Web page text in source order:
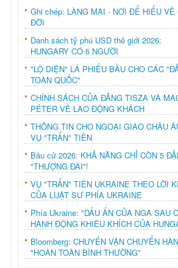
Ghi chép: LÀNG MAI - NƠI ĐỂ HIỂU VỀ
ĐỜI
Danh sách tỷ phú USD thế giới 2026:
HUNGARY CÓ 6 NGƯỜI
"LỘ DIỆN" LÁ PHIẾU BẦU CHO CÁC
TOÀN QUỐC"
CHÍNH SÁCH CỦA ĐẢNG TISZA VÀ
PÉTER VỀ LAO ĐỘNG KHÁCH
THÔNG TIN CHO NGOẠI GIAO CHÂU
VỤ "TRẤN" TIỀN
Bầu cử 2026: KHẢ NĂNG CHỈ CÒN 5
"THƯỢNG ĐÀI"!
VỤ "TRẤN" TIỀN UKRAINE THEO LỜI
CỦA LUẬT SƯ PHÍA UKRAINE
Phía Ukraine: "DẤU ẤN CỦA NGA SAU
HÀNH ĐỘNG KHIÊU KHÍCH CỦA
Bloomberg: CHUYẾN VẬN CHUYỂN
"HOÀN TOÀN BÌNH THƯỜNG"